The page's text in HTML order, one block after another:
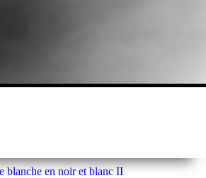
blanche en noir et blanc II